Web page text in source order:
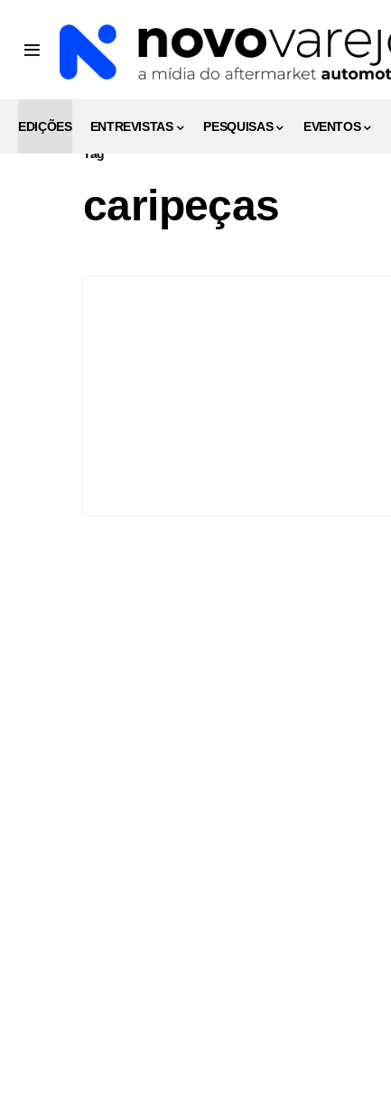
EDIÇÕES ENTREVISTAS PESQUISAS EVENTOS
Tag
caripeças